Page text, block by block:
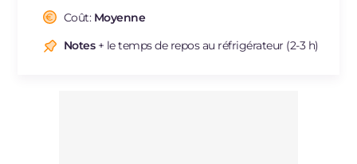
Coût: Moyenne
Notes+ le temps de repos au réfrigérateur (2-3 h)